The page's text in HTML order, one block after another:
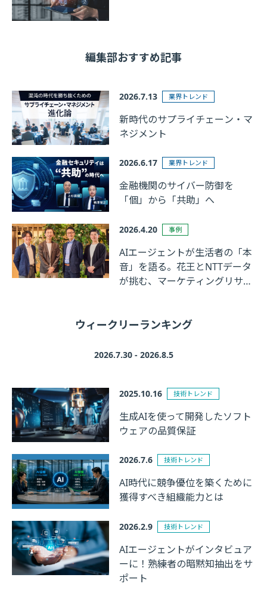
編集部おすすめ記事
2026.7.13 業界トレンド
新時代のサプライチェーン・マ
ネジメント
2026.6.17 業界トレンド
金融機関のサイバー防御を
「個」から「共助」へ
2026.4.20 事例
AIエージェントが生活者の「本
音」を語る。花王とNTTデータ
が挑む、マーケティングリサー
ウィークリーランキング
2026.7.30 - 2026.8.5
2025.10.16 技術トレンド
生成AIを使って開発したソフト
ウェアの品質保証
2026.7.6 技術トレンド
AI時代に競争優位を築くために
獲得すべき組織能力とは
2026.2.9 技術トレンド
AIエージェントがインタビュア
ーに！熟練者の暗黙知抽出をサ
ポート